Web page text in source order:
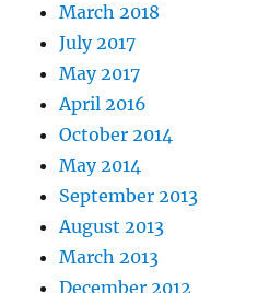
March 2018
July 2017
May 2017
April 2016
October 2014
May 2014
September 2013
August 2013
March 2013
December 2012